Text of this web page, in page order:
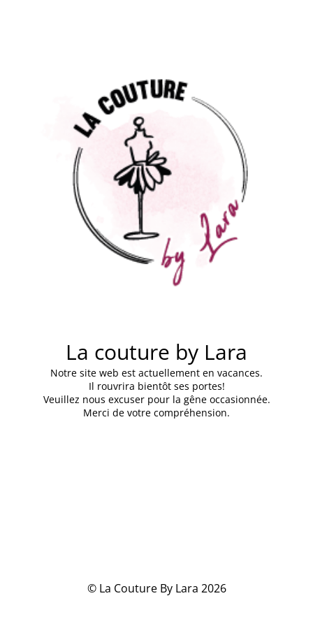
La couture by Lara
Notre site web est actuellement en vacances.
Il rouvrira bientôt ses portes!
Veuillez nous excuser pour la gêne occasionnée.
Merci de votre compréhension.
© La Couture By Lara 2026